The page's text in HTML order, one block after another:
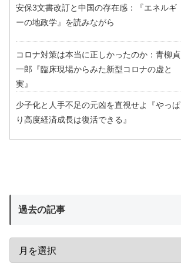
安保3文書改訂と中国の存在感：『エネルギ
ーの地政学』を読みながら
コロナ対策は本当に正しかったのか：青柳貞
一郎『臨床現場からみた新型コロナの虚と
実』
少子化と人手不足の元凶を直視せよ『やっぱ
り高度経済成長は復活できる』
過去の記事